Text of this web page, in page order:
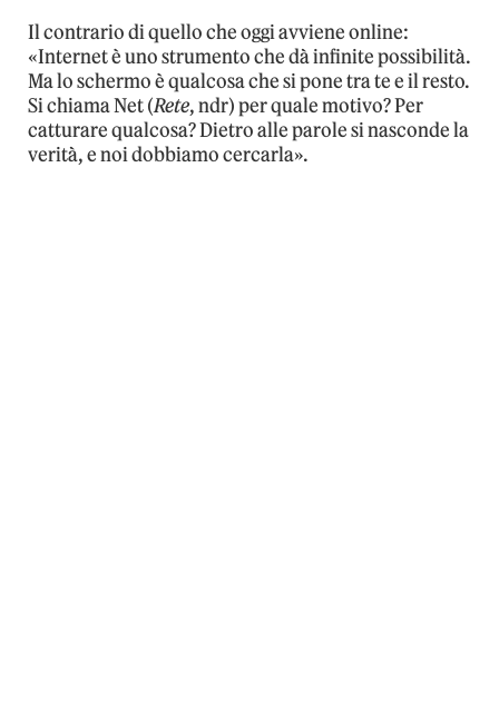
Il contrario di quello che oggi avviene online:
«Internet è uno strumento che dà infinite possibilità.
Ma lo schermo è qualcosa che si pone tra te e il resto.
Si chiama Net (Rete, ndr) per quale motivo? Per
catturare qualcosa? Dietro alle parole si nasconde la
verità, e noi dobbiamo cercarla».